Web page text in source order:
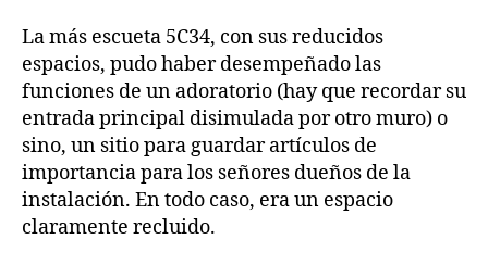
La más escueta 5C34, con sus reducidos
espacios, pudo haber desempeñado las
funciones de un adoratorio (hay que recordar su
entrada principal disimulada por otro muro) o
sino, un sitio para guardar artículos de
importancia para los señores dueños de la
instalación. En todo caso, era un espacio
claramente recluido.